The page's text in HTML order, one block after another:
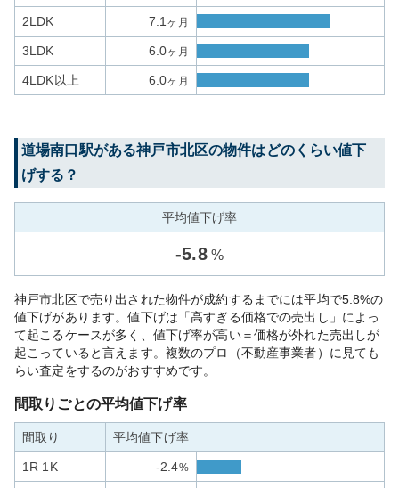
2LDK 7.1 ヶ月
3LDK 6.0ヶ月
4LDK以上 6.0ヶ月
道場南口駅がある神戸市北区の物件はどのくらい値下
げする？
平均値下げ率
-5.8 %
神戸市北区で売り出された物件が成約するまでには平均で5.8%の
値下げがあります。値下げは「高すぎる価格での売出し」によっ
て起こるケースが多く、値下げ率が高い＝価格が外れた売出しが
起こっていると言えます。複数のプロ（不動産事業者）に見ても
らい査定をするのがおすすめです。
間取りごとの平均値下げ率
間取り 平均値下げ率
1R 1K -2.4%